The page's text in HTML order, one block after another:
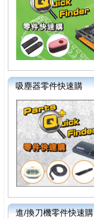
吸塵器零件快速購
進/換刀機零件快速購